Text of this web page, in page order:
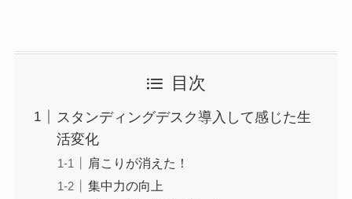
目次
スタンディングデスク導入して感じた生
活変化
肩こりが消えた！
集中力の向上